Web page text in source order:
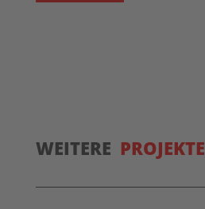
WEITERE PROJEKTE